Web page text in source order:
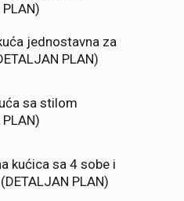
jednostavna za
PLAN)
sa stilom
kućica sa 4 sobe i
PLAN)